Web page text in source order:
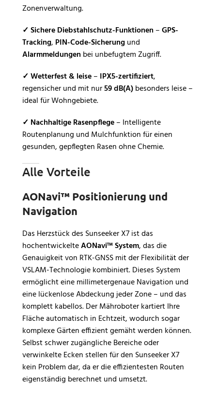
Zonenverwaltung.
✓Sichere Diebstahlschutz-Funktionen –GPS-
Tracking, PIN-Code-Sicherungund
Alarmmeldungen bei unbefugtem Zugriff.
✓Wetterfest & leise– IPX5-zertifiziert,
regensicher und mit nur59 dB(A)besonders leise –
ideal für Wohngebiete.
✓ Nachhaltige Rasenpflege– Intelligente
Routenplanung und Mulchfunktion für einen
gesunden, gepflegten Rasen ohne Chemie.
Alle Vorteile
AONavi™ Positionierung und
Navigation
Das Herzstück des Sunseeker X7 ist das
hochentwickelteAONavi™ System, das die
Genauigkeit von RTK-GNSS mit der Flexibilität der
VSLAM-Technologie kombiniert. Dieses System
ermöglicht eine millimetergenaue Navigation und
eine lückenlose Abdeckung jeder Zone – und das
komplett kabellos. Der Mähroboter kartiert Ihre
Fläche automatisch in Echtzeit, wodurch sogar
komplexe Gärten effizient gemäht werden können.
Selbst schwer zugängliche Bereiche oder
verwinkelte Ecken stellen für den Sunseeker X7
kein Problem dar, da er die effizientesten Routen
eigenständig berechnet und umsetzt.